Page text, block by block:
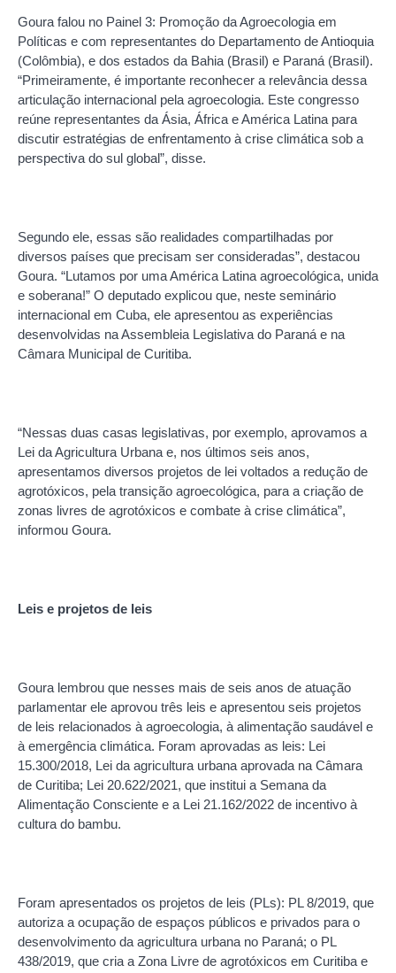
Goura falou no Painel 3: Promoção da Agroecologia em
Políticas e com representantes do Departamento de Antioquia
(Colômbia), e dos estados da Bahia (Brasil) e Paraná (Brasil).
“Primeiramente, é importante reconhecer a relevância dessa
articulação internacional pela agroecologia. Este congresso
reúne representantes da Ásia, África e América Latina para
discutir estratégias de enfrentamento à crise climática sob a
perspectiva do sul global”, disse.
Segundo ele, essas são realidades compartilhadas por
diversos países que precisam ser consideradas”, destacou
Goura. “Lutamos por uma América Latina agroecológica, unida
e soberana!” O deputado explicou que, neste seminário
internacional em Cuba, ele apresentou as experiências
desenvolvidas na Assembleia Legislativa do Paraná e na
Câmara Municipal de Curitiba.
“Nessas duas casas legislativas, por exemplo, aprovamos a
Lei da Agricultura Urbana e, nos últimos seis anos,
apresentamos diversos projetos de lei voltados a redução de
agrotóxicos, pela transição agroecológica, para a criação de
zonas livres de agrotóxicos e combate à crise climática”,
informou Goura.
Leis e projetos de leis
Goura lembrou que nesses mais de seis anos de atuação
parlamentar ele aprovou três leis e apresentou seis projetos
de leis relacionados à agroecologia, à alimentação saudável e
à emergência climática. Foram aprovadas as leis: Lei
15.300/2018, Lei da agricultura urbana aprovada na Câmara
de Curitiba; Lei 20.622/2021, que institui a Semana da
Alimentação Consciente e a Lei 21.162/2022 de incentivo à
cultura do bambu.
Foram apresentados os projetos de leis (PLs): PL 8/2019, que
autoriza a ocupação de espaços públicos e privados para o
desenvolvimento da agricultura urbana no Paraná; o PL
438/2019, que cria a Zona Livre de agrotóxicos em Curitiba e